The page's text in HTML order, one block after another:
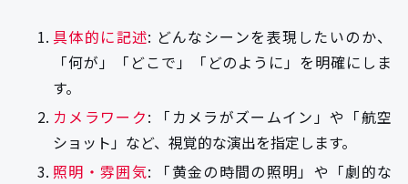
具体的に記述: どんなシーンを表現したいのか、
「何が」「どこで」「どのように」を明確にしま
す。
カメラワーク: 「カメラがズームイン」や「航空
ショット」など、視覚的な演出を指定します。
照明・雰囲気: 「黄金の時間の照明」や「劇的な